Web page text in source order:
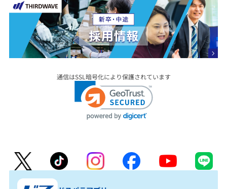
通信はSSL暗号化により保護されています